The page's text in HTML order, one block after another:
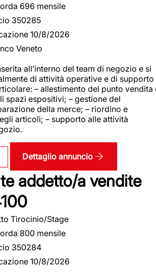
696 mensile
350285
10/8/2026
Veneto
all’interno del team di negozio e si
di attività operative e di supporto
– allestimento del punto vendita
spazi espositivi; – gestione del
della merce; – riordino e
articoli; – supporto alle attività
Dettaglio annuncio
addetto/a vendite
Tirocinio/Stage
800 mensile
350284
10/8/2026